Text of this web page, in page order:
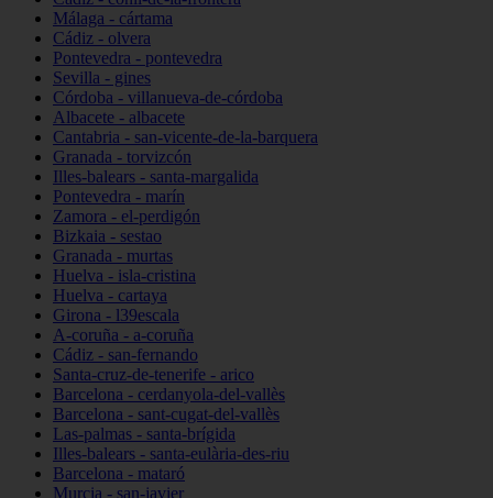
Málaga - cártama
Cádiz - olvera
Pontevedra - pontevedra
Sevilla - gines
Córdoba - villanueva-de-córdoba
Albacete - albacete
Cantabria - san-vicente-de-la-barquera
Granada - torvizcón
Illes-balears - santa-margalida
Pontevedra - marín
Zamora - el-perdigón
Bizkaia - sestao
Granada - murtas
Huelva - isla-cristina
Huelva - cartaya
Girona - l39escala
A-coruña - a-coruña
Cádiz - san-fernando
Santa-cruz-de-tenerife - arico
Barcelona - cerdanyola-del-vallès
Barcelona - sant-cugat-del-vallès
Las-palmas - santa-brígida
Illes-balears - santa-eulària-des-riu
Barcelona - mataró
Murcia - san-javier